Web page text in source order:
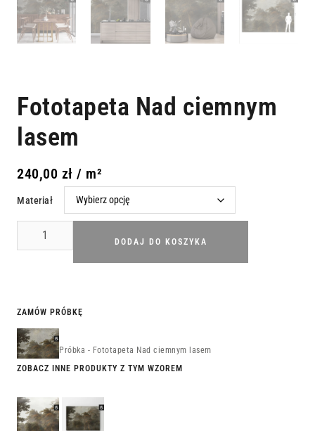
Fototapeta Nad ciemnym
lasem
240,00 zł / m²
Materiał
DODAJ DO KOSZYKA
ZAMÓW PRÓBKĘ
Próbka - Fototapeta Nad ciemnym lasem
Fototapeta
Nad
mglistym
lasem
Obraz Nad
Ciemnym
Lasem
ZOBACZ INNE PRODUKTY Z TYM WZOREM